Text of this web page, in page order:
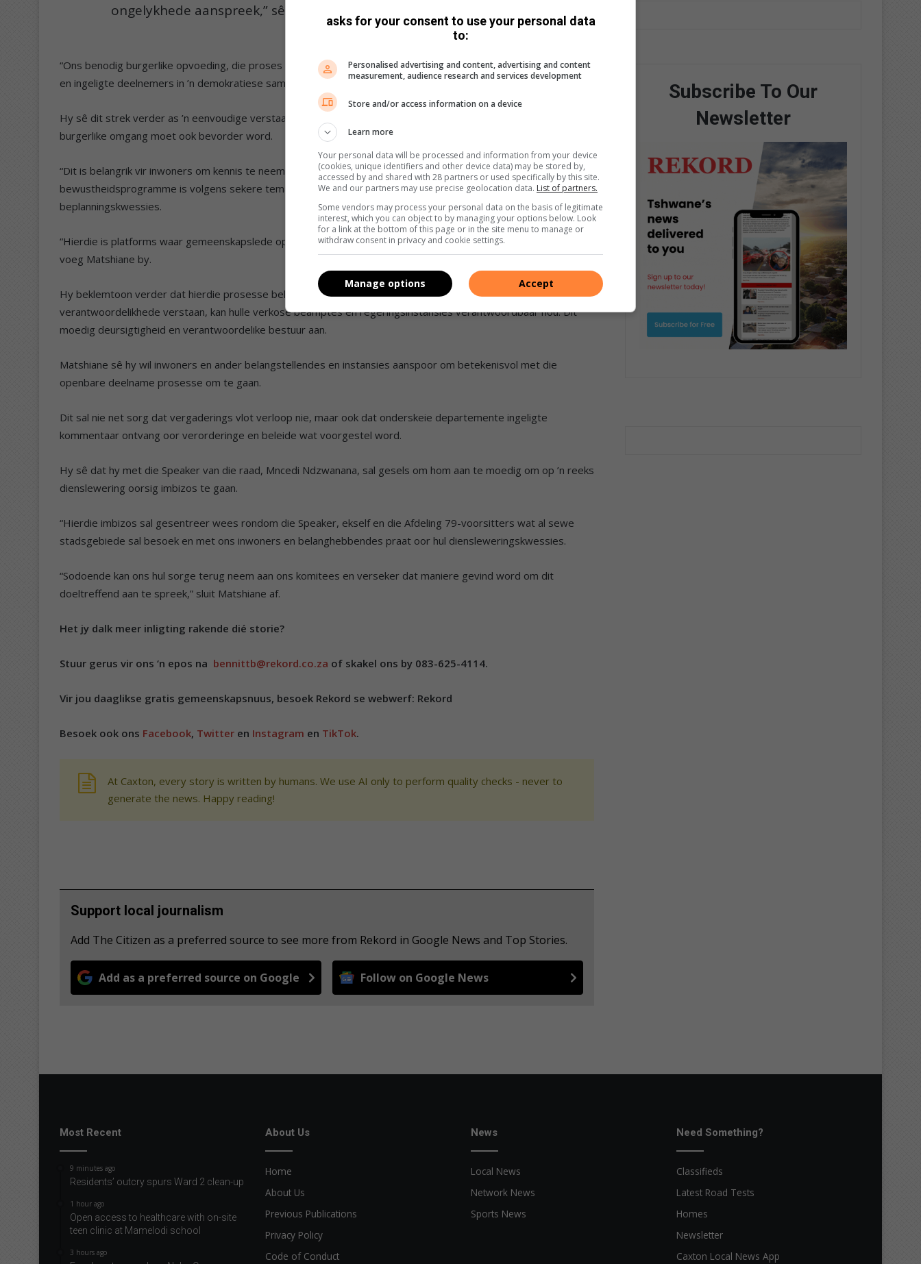
ongelykhede aanspreek,” sê hy.
“Ons benodig burgerlike opvoeding, die proses om individue met die kennis en vaardighede toe te rus om aktief
en ingeligte deelnemers in ’n demokratiese samelewing te wees.”
Hy sê dit strek verder as ’n eenvoudige verstaan van regeringstrukture; kritiese denke en ’n verpligting tot
burgerlike omgang moet ook bevorder word.
“Dit is belangrik vir inwoners om kennis te neem dat openbare deelname-vergaderings en burgerlike
bewustheidsprogramme is volgens sekere temas met betrekking tot verorderings, beleide en
beplanningskwessies.
“Hierdie is platforms waar gemeenskapslede opgeroep word om hul insette te lewer oor ’n spesifieke tema,”
voeg Matshiane by.
Hy beklemtoon verder dat hierdie prosesse belangrik is want wanneer burgers hul regte en
verantwoordelikhede verstaan, kan hulle verkose beamptes en regeringsinstansies verantwoordbaar hou. Dit
moedig deursigtigheid en verantwoordelike bestuur aan.
Matshiane sê hy wil inwoners en ander belangstellendes en instansies aanspoor om betekenisvol met die
openbare deelname prosesse om te gaan.
Dit sal nie net sorg dat vergaderings vlot verloop nie, maar ook dat onderskeie departemente ingeligte
kommentaar ontvang oor verorderinge en beleide wat voorgestel word.
Hy sê dat hy met die Speaker van die raad, Mncedi Ndzwanana, sal gesels om hom aan te moedig om op ’n reeks
dienslewering oorsig imbizos te gaan.
“Hierdie imbizos sal gesentreer wees rondom die Speaker, ekself en die Afdeling 79-voorsitters wat al sewe
stadsgebiede sal besoek en met ons inwoners en belanghebbendes praat oor hul diensleweringskwessies.
“Sodoende kan ons hul sorge terug neem aan ons komitees en verseker dat maniere gevind word om dit
doeltreffend aan te spreek,” sluit Matshiane af.
Het jy dalk meer inligting rakende dié storie?
Stuur gerus vir ons ‘n epos na bennittb@rekord.co.za of skakel ons by 083-625-4114.
Vir jou daaglikse gratis gemeenskapsnuus, besoek Rekord se webwerf: Rekord
Besoek ook ons Facebook, Twitter en Instagram en TikTok.
At Caxton, every story is written by humans. We use AI only to perform quality checks - never to
generate the news. Happy reading!
Support local journalism
Add The Citizen as a preferred source to see more from Rekord in Google News and Top Stories.
Add as a preferred source on Google Follow on Google News
Subscribe To Our
Newsletter
Most Recent
9 minutes ago
Residents’ outcry spurs Ward 2 clean-up
1 hour ago
Open access to healthcare with on-site
teen clinic at Mamelodi school
3 hours ago
About Us
Home
About Us
Previous Publications
Privacy Policy
Code of Conduct
News
Local News
Network News
Sports News
Need Something?
Classifieds
Latest Road Tests
Homes
Newsletter
Caxton Local News App
asks for your consent to use your personal data
to:
Personalised advertising and content, advertising and content
measurement, audience research and services development
Store and/or access information on a device
Learn more
Your personal data will be processed and information from your device
(cookies, unique identifiers and other device data) may be stored by,
accessed by and shared with 28 partners or used specifically by this site.
We and our partners may use precise geolocation data. List of partners.
Some vendors may process your personal data on the basis of legitimate
interest, which you can object to by managing your options below. Look
for a link at the bottom of this page or in the site menu to manage or
withdraw consent in privacy and cookie settings.
Accept
Manage options